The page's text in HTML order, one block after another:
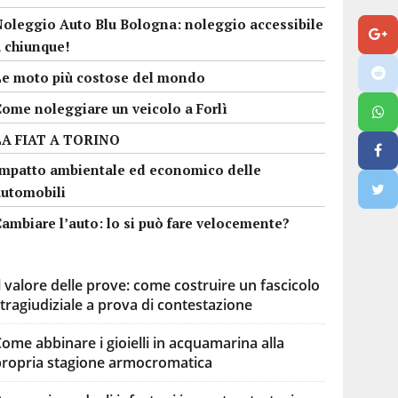
Auto Blu Bologna: noleggio accessibile
chiunque!
moto più costose del mondo
noleggiare un veicolo a Forlì
FIAT A TORINO
ambientale ed economico delle
l’auto: lo si può fare velocemente?
valore delle prove: come costruire un fascicolo
a prova di contestazione
abbinare i gioielli in acquamarina alla
stagione armocromatica